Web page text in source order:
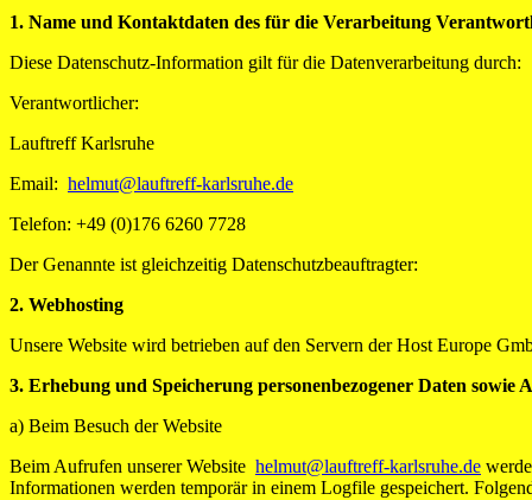
1. Name und Kontaktdaten des für die Verarbeitung
Diese Datenschutz-Information gilt für die Datenverarbeitung durch:
Verantwortlicher:
Lauftreff Karlsruhe
Email: helmut@lauftreff-karlsruhe.de
Telefon: +49 (0)176 6260 7728
Der Genannte ist gleichzeitig Datenschutzbeauftragter:
2. Webhosting
Unsere Website wird betrieben auf den Servern der Host Europe
3. Erhebung und Speicherung personenbezogener Daten
a) Beim Besuch der Website
Beim Aufrufen unserer Website helmut@lauftreff-karlsruhe.de
Informationen werden temporär in einem Logfile gespeichert.